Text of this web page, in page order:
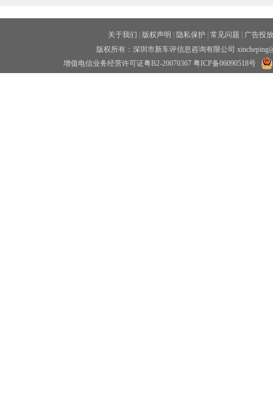
关于我们 版权声明 隐私保护 常见问题
广告投放
版权所有：深圳市新车评信息咨询有限公司
增值电信业务经营许可证粤B2-20070367 粤ICP备06090518号